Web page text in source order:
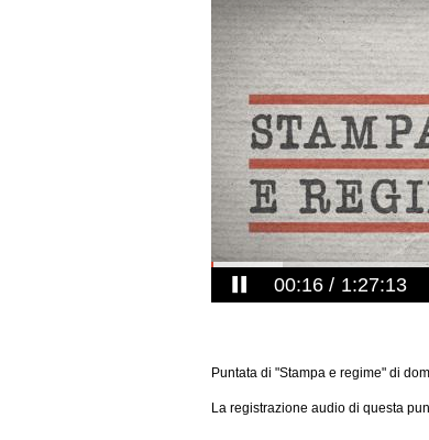
00:16 1:27:13
Puntata di "Stampa e regime" di
La registrazione audio di questa